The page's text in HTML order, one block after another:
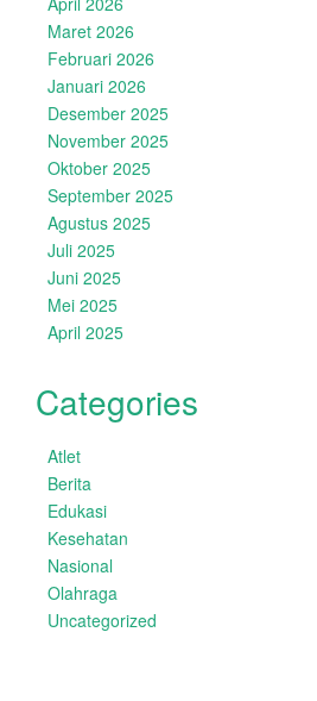
Maret 2026
Februari 2026
Januari 2026
Desember 2025
November 2025
Oktober 2025
September 2025
Agustus 2025
Juli 2025
Juni 2025
Mei 2025
April 2025
Categories
Atlet
Berita
Edukasi
Kesehatan
Nasional
Olahraga
Uncategorized